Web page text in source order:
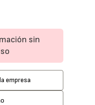
sin
empresa